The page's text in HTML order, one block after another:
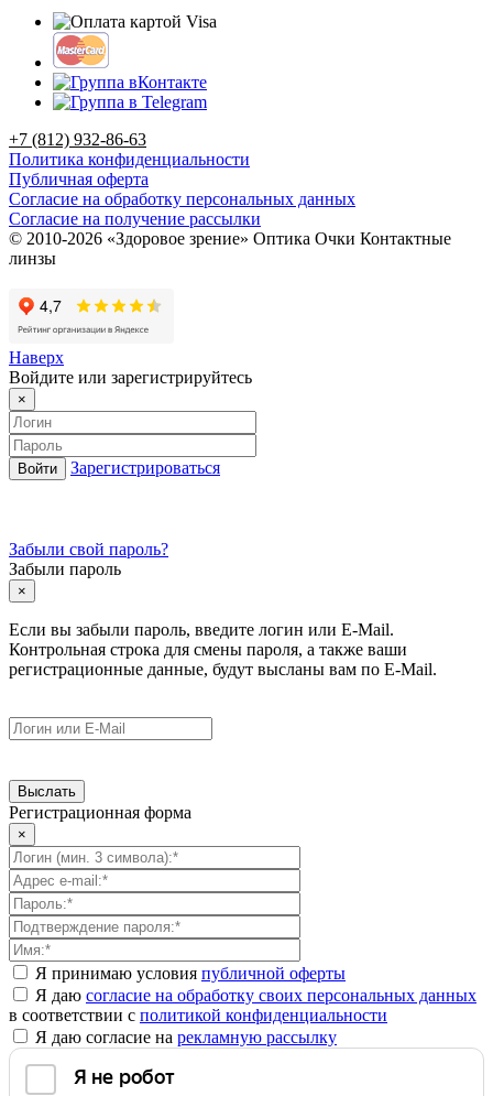
+7 (812) 932-86-63
Политика конфиденциальности
Публичная оферта
Согласие на обработку персональных данных
Согласие на получение рассылки
© 2010-2026 «Здоровое зрение» Оптика Очки Контактные
линзы
Наверх
Войдите или зарегистрируйтесь
×
Зарегистрироваться
Забыли свой пароль?
Забыли пароль
×
Если вы забыли пароль, введите логин или E-Mail.
Контрольная строка для смены пароля, а также ваши
регистрационные данные, будут высланы вам по E-Mail.
Регистрационная форма
×
Я принимаю условия публичной оферты
Я даю согласие на обработку своих персональных данных
в соответствии с политикой конфиденциальности
Я даю согласие на рекламную рассылку